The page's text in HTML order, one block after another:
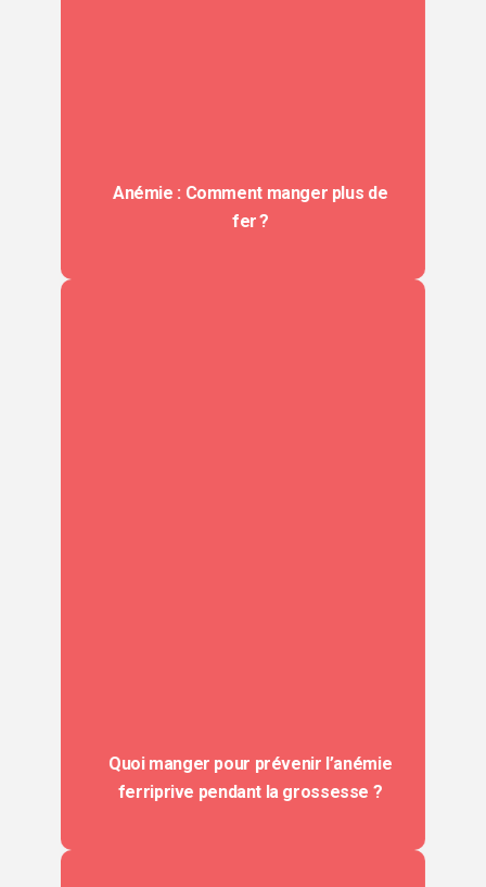
Anémie : Comment manger plus de
fer ?
Quoi manger pour prévenir l’anémie
ferriprive pendant la grossesse ?